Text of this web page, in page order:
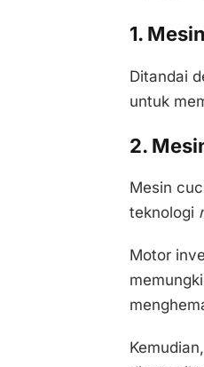
1.
Ditandai
untuk
2.
Mesin
teknologi
Motor